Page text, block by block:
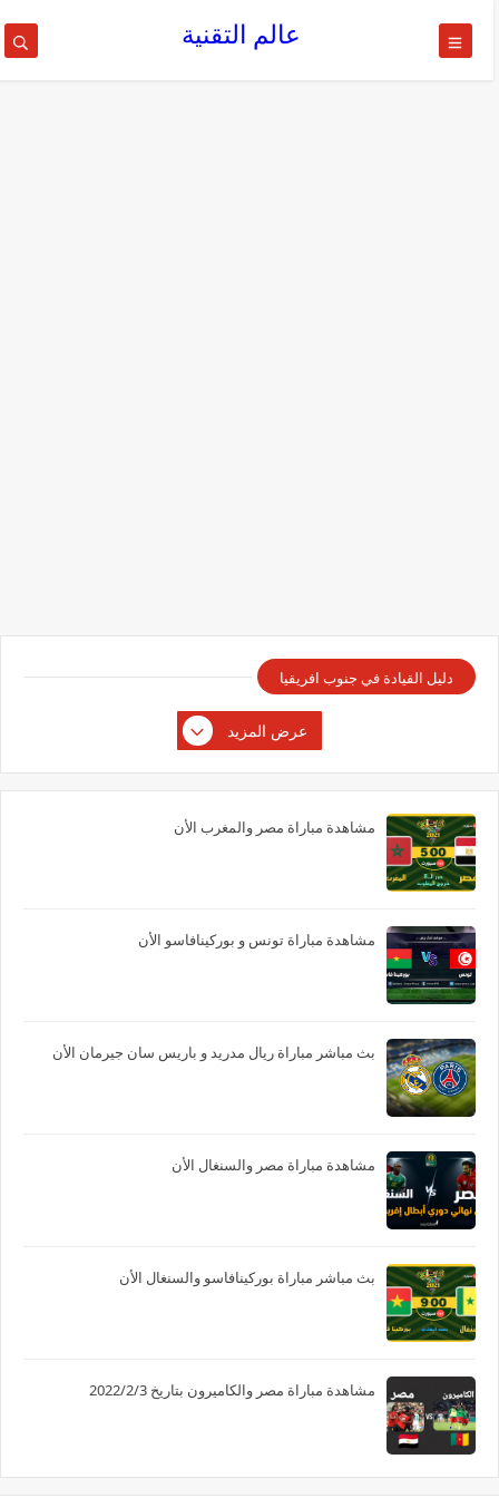
عالم التقنية
دليل القيادة في جنوب افريقيا
عرض المزيد
مشاهدة مباراة مصر والمغرب الأن
مشاهدة مباراة تونس و بوركينافاسو الأن
بث مباشر مباراة ريال مدريد و باريس سان جيرمان الأن
مشاهدة مباراة مصر والسنغال الأن
بث مباشر مباراة بوركينافاسو والسنغال الأن
مشاهدة مباراة مصر والكاميرون بتاريخ 2022/2/3